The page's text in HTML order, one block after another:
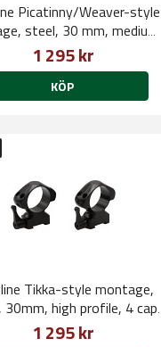
Picatinny/Weaver-style
steel, 30 mm, medium,
4 cap screws QD
1 295 kr
KÖP
Tikka-style montage,
high profile, 4 cap
screws, QD
1 295 kr